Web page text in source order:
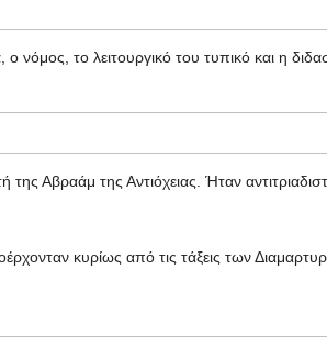
νόμος, το λειτουργικό του τυπικό και η
Αβραάμ της Αντιόχειας. Ήταν
κυρίως από τις τάξεις των